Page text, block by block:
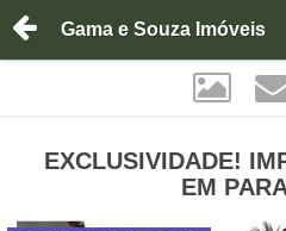
Gama e Souza Imóveis
EXCLUSIVIDADE!
EM